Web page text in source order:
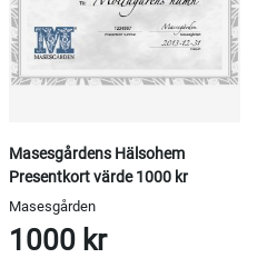
Masesgårdens Hälsohem
Presentkort värde 1000 kr
Masesgården
1000 kr